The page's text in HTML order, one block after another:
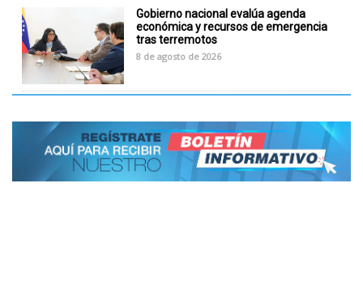
Gobierno nacional evalúa agenda
económica y recursos de emergencia
tras terremotos
8 de agosto de 2026